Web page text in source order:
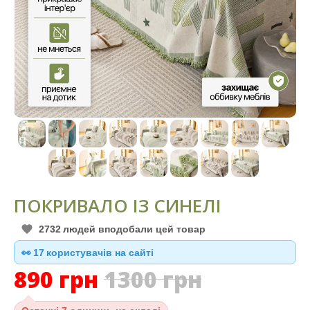
ПОКРИВАЛО ІЗ СИНЕЛІ
2732 людей вподобали цей товар
👀 17 користувачів на сайті
890 грн 1300грн